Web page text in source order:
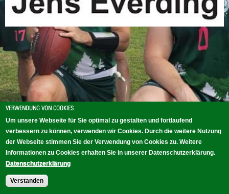
HOME KONTAKT IMPRESSUM DATENSCHUTZ
VERWENDUNG VON COOKIES
Um unsere Webseite für Sie optimal zu gestalten und fortlaufend
verbessern zu können, verwenden wir Cookies. Durch die weitere Nutzung
der Webseite stimmen Sie der Verwendung von Cookies zu. Weitere
Informationen zu Cookies erhalten Sie in unserer Datenschutzerklärung.
Datenschutzerklärung
Verstanden